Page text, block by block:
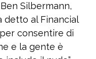
Silbermann,
detto al Financial
consentire di
e la gente è